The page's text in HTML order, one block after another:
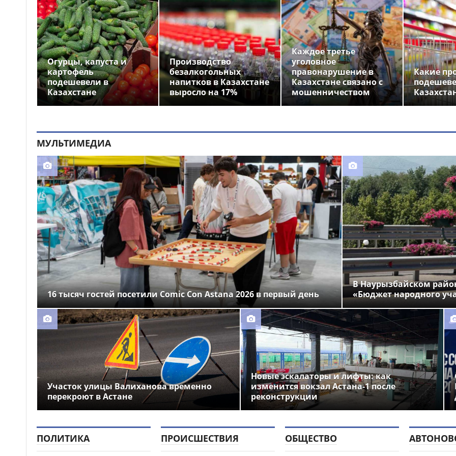
рассказали подробности
18:00
Благотворительный
забег в Астане: водителей
предупредили о перекрытиях
дорог 9 августа
17:42
Прямой эфир в TikTok
закончился штрафом для
жительницы Семея
Огурцы, капуста и
картофель
подешевели в
Казахстане
Производство
безалкогольных
напитков в Казахстане
выросло на 17%
Каждое третье
уголовное
правонарушение в
Казахстане связано с
мошенничеством
Какие
МУЛЬТИМЕДИА
16 тысяч гостей посетили Comic Con Astana 2026 в первый день
В Наурызбайском
«Бюджет народного
Участок улицы Валиханова временно
перекроют в Астане
Новые эскалаторы и лифты: как
изменится вокзал Астана-1 после
реконструкции
ПОЛИТИКА ПРОИСШЕСТВИЯ ОБЩЕСТВО